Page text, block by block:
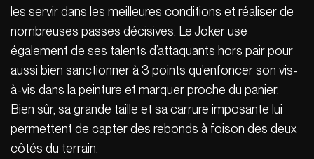
les servir dans les meilleures conditions et réaliser de
nombreuses passes décisives. Le Joker use
également de ses talents d’attaquants hors pair pour
aussi bien sanctionner à 3 points qu’enfoncer son vis-
à-vis dans la peinture et marquer proche du panier.
Bien sûr, sa grande taille et sa carrure imposante lui
permettent de capter des rebonds à foison des deux
côtés du terrain.